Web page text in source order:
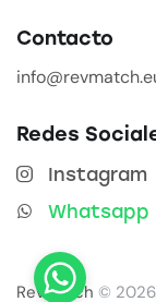
Contacto
Redes
Instagram
Whatsapp
Revmatch ©